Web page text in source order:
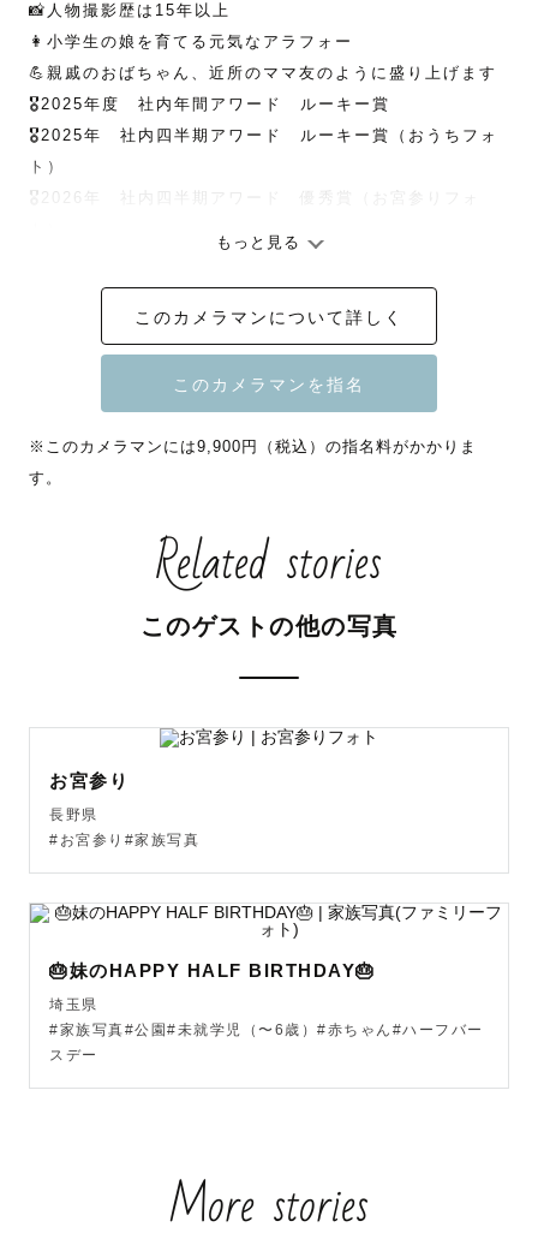
📸人物撮影歴は15年以上
👩小学生の娘を育てる元気なアラフォー
💪親戚のおばちゃん、近所のママ友のように盛り上げます
🎖️2025年度　社内年間アワード　ルーキー賞
🎖️2025年　社内四半期アワード　ルーキー賞（おうちフォ
ト）
🎖️2026年　社内四半期アワード　優秀賞（お宮参りフォ
指名料は予約時期により変動いたします🙇‍♀️
お写真を公開いただける方には割引がございます🉐（2026
年4月より/みてねからのご依頼はシステム上対象外）
☀️屋外での撮影のおすすめの時間帯☀️
（お昼前後は神社や公園が混雑しますので人が写り込みや
はじめまして！ひかりと申します。気軽に「ひーさん」っ
て呼んでください。
カメラを握っています。
他にもスクールフォト(幼稚園、保育園、小学校)の撮影、
キッズ向けフォトスタジオでの撮影もしており、瞬発力は
鍛えられております📸子どもが大好きです☺︎
家族や大切な人へ向けた何気ない表情を切り取った写真
もっと見る
このカメラマンについて詳しく
※このカメラマンには9,900円（税込）の指名料がかかりま
す。
Related stories
このゲストの他の写真
お宮参り
長野県
#お宮参り#家族写真
🎂妹のHAPPY HALF BIRTHDAY🎂
埼玉県
#家族写真#公園#未就学児（〜6歳）#赤ちゃん#ハーフバー
スデー
More stories